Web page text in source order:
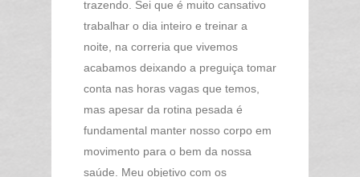
trazendo. Sei que é muito cansativo
trabalhar o dia inteiro e treinar a
noite, na correria que vivemos
acabamos deixando a preguiça tomar
conta nas horas vagas que temos,
mas apesar da rotina pesada é
fundamental manter nosso corpo em
movimento para o bem da nossa
saúde. Meu objetivo com os